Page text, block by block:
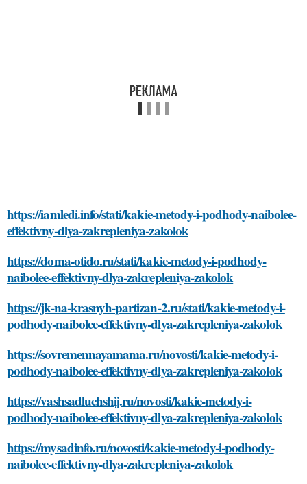
https://iamledi.info/stati/kakie-metody-i-podhody-naibolee-
effektivny-dlya-zakrepleniya-zakolok
https://doma-otido.ru/stati/kakie-metody-i-podhody-
naibolee-effektivny-dlya-zakrepleniya-zakolok
https://jk-na-krasnyh-partizan-2.ru/stati/kakie-metody-i-
podhody-naibolee-effektivny-dlya-zakrepleniya-zakolok
https://sovremennayamama.ru/novosti/kakie-metody-i-
podhody-naibolee-effektivny-dlya-zakrepleniya-zakolok
https://vashsadluchshij.ru/novosti/kakie-metody-i-
podhody-naibolee-effektivny-dlya-zakrepleniya-zakolok
https://mysadinfo.ru/novosti/kakie-metody-i-podhody-
naibolee-effektivny-dlya-zakrepleniya-zakolok